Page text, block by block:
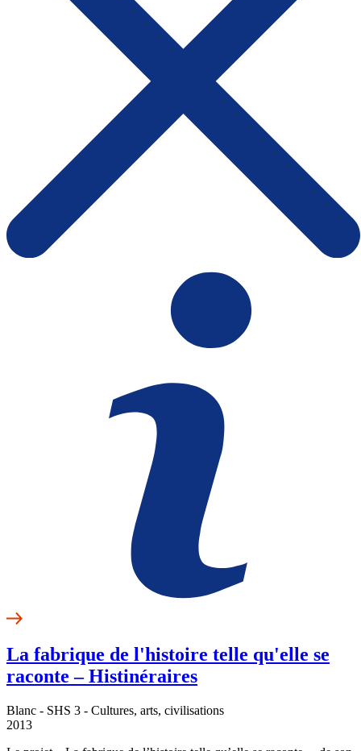
La fabrique de l'histoire telle qu'elle se
raconte – Histinéraires
Blanc - SHS 3 - Cultures, arts, civilisations
2013